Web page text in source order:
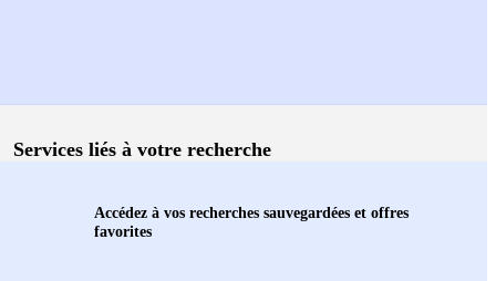
Services liés à votre recherche
Accédez à vos recherches sauvegardées et offres
favorites